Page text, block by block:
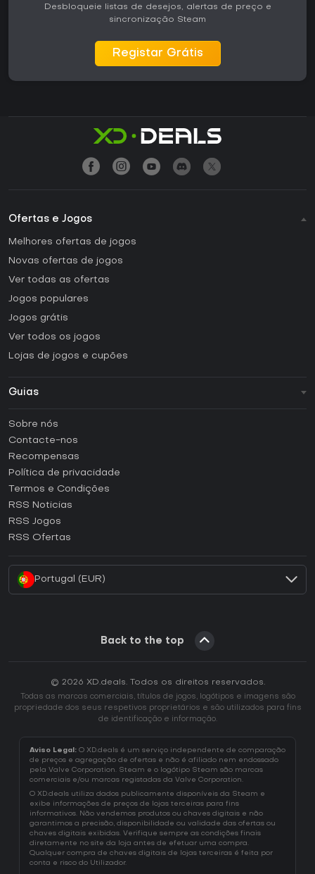
Desbloqueie listas de desejos, alertas de preço e
sincronização Steam
Registar Grátis
Ofertas e Jogos
Melhores ofertas de jogos
Novas ofertas de jogos
Ver todas as ofertas
Jogos populares
Jogos grátis
Ver todos os jogos
Lojas de jogos e cupões
Guias
Como ativar uma CD Key Steam?
Como ativar uma CD Key Epic Games?
Como ativar uma CD Key GOG?
Como ativar uma CD Key Ubisoft Connect?
Como ativar uma CD Key EA App?
Sobre nós
Contacte-nos
Recompensas
Política de privacidade
Termos e Condições
RSS Noticias
RSS Jogos
RSS Ofertas
Portugal (EUR)
Back to the top
© 2026 XD.deals. Todos os direitos reservados.
Todas as marcas comerciais, títulos de jogos, logótipos e imagens são
propriedade dos seus respetivos proprietários e são utilizados para fins
de identificação e informação.
Aviso Legal: O XD.deals é um serviço independente de comparação
de preços e agregação de ofertas e não é afiliado nem endossado
pela Valve Corporation. Steam e o logótipo Steam são marcas
comerciais e/ou marcas registadas da Valve Corporation.
O XD.deals utiliza dados publicamente disponíveis da Steam e
exibe informações de preços de lojas terceiras para fins
informativos. Não vendemos produtos ou chaves digitais e não
garantimos a precisão, disponibilidade ou validade das ofertas ou
chaves digitais exibidas. Verifique sempre as condições finais
diretamente no site da loja antes de efetuar uma compra.
Qualquer compra de chaves digitais de lojas terceiras é feita por
conta e risco do Utilizador.